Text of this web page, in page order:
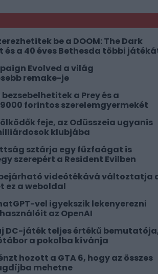
be a DOOM: The Dark
és a 40 éves Bethesda többi
Evolved a világ
remake-je
a Prey és a
forintos szerelemgyermekét
feje, az Odüsszeia ugyanis
klubjába
sztárja egy fűzfaágat is
szerepért a Resident Evilben
videótékává változtatja
ez a weboldal
vel igyekszik lekenyerezni
az OpenAI
DC-játék teljes értékű
a pokolba kívánja
hozott a GTA 6, hogy az összes
mehetne